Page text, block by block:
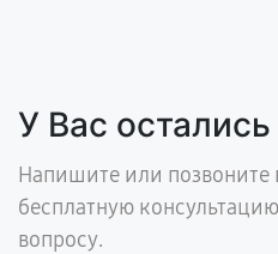
У Вас
Напишите или позвоните
бесплатную
вопросу.